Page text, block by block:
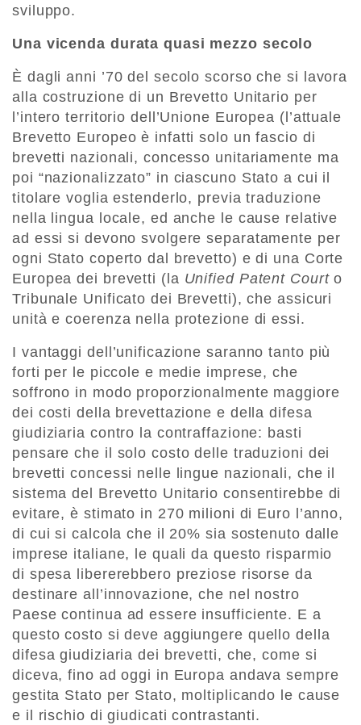
sviluppo.
Una vicenda durata quasi mezzo secolo
È dagli anni ’70 del secolo scorso che si lavora
alla costruzione di un Brevetto Unitario per
l’intero territorio dell’Unione Europea (l’attuale
Brevetto Europeo è infatti solo un fascio di
brevetti nazionali, concesso unitariamente ma
poi “nazionalizzato” in ciascuno Stato a cui il
titolare voglia estenderlo, previa traduzione
nella lingua locale, ed anche le cause relative
ad essi si devono svolgere separatamente per
ogni Stato coperto dal brevetto) e di una Corte
Europea dei brevetti (la Unified Patent Courto
Tribunale Unificato dei Brevetti), che assicuri
unità e coerenza nella protezione di essi.
I vantaggi dell’unificazione saranno tanto più
forti per le piccole e medie imprese, che
soffrono in modo proporzionalmente maggiore
dei costi della brevettazione e della difesa
giudiziaria contro la contraffazione: basti
pensare che il solo costo delle traduzioni dei
brevetti concessi nelle lingue nazionali, che il
sistema del Brevetto Unitario consentirebbe di
evitare, è stimato in 270 milioni di Euro l’anno,
di cui si calcola che il 20% sia sostenuto dalle
imprese italiane, le quali da questo risparmio
di spesa libererebbero preziose risorse da
destinare all’innovazione, che nel nostro
Paese continua ad essere insufficiente. E a
questo costo si deve aggiungere quello della
difesa giudiziaria dei brevetti, che, come si
diceva, fino ad oggi in Europa andava sempre
gestita Stato per Stato, moltiplicando le cause
e il rischio di giudicati contrastanti.